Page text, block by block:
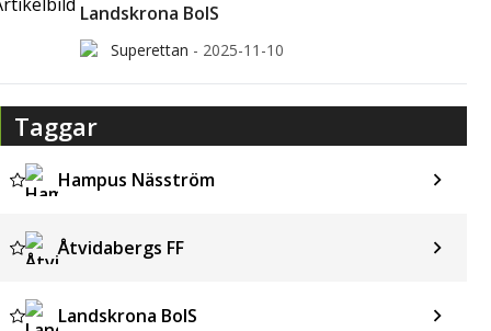
Landskrona BoIS
Superettan - 2025-11-10
Taggar
Hampus Näsström
Åtvidabergs FF
Landskrona BoIS